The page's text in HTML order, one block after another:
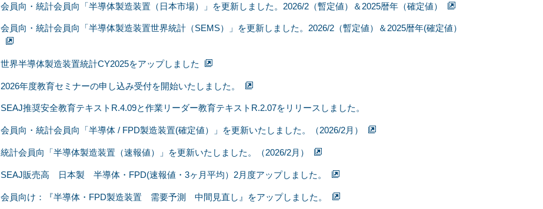
会員向・統計会員向「半導体製造装置（日本市場）」を更新しました。2026/2（暫定値）＆2025暦年（確定値）
会員向・統計会員向「半導体製造装置世界統計（SEMS）」を更新しました。2026/2（暫定値）＆2025暦年(確定値）
世界半導体製造装置統計CY2025をアップしました
2026年度教育セミナーの申し込み受付を開始いたしました。
SEAJ推奨安全教育テキストR.4.09と作業リーダー教育テキストR.2.07をリリースしました。
会員向・統計会員向「半導体 / FPD製造装置(確定値）」を更新いたしました。（2026/2月）
統計会員向「半導体製造装置（速報値）」を更新いたしました。（2026/2月）
SEAJ販売高 日本製 半導体・FPD(速報値・3ヶ月平均）2月度アップしました。
会員向け：『半導体・FPD製造装置 需要予測 中間見直し』をアップしました。